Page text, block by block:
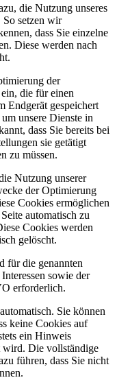
die Nutzung unseres
So setzen wir
dass Sie einzelne
Diese werden nach
der
die für einen
Endgerät gespeichert
unsere Dienste in
dass Sie bereits bei
sie getätigt
zu müssen.
Nutzung unserer
der Optimierung
Cookies ermöglichen
automatisch zu
Cookies werden
gelöscht.
für die genannten
sowie der
erforderlich.
Sie können
keine Cookies auf
ein Hinweis
wird. Die vollständige
führen, dass Sie nicht